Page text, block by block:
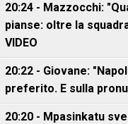
20:24 - Mazzocchi:
pianse: oltre la
VIDEO
20:22 - Giovane:
preferito. E sulla
20:20 - Mpasinkatu